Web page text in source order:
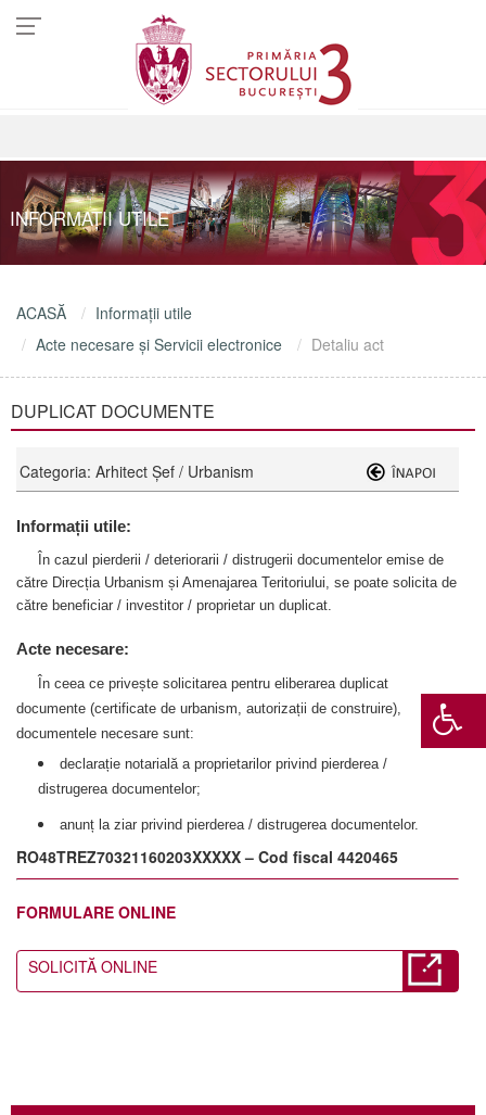
INFORMAŢII UTILE
ACASĂ
Informaţii utile
Acte necesare şi Servicii electronice
Detaliu act
DUPLICAT DOCUMENTE
Categoria: Arhitect Şef / Urbanism
Informații utile:
În cazul pierderii / deteriorarii / distrugerii documentelor emise de
către Direcția Urbanism și Amenajarea Teritoriului, se poate solicita de
către beneficiar / investitor / proprietar un duplicat.
Acte necesare:
În ceea ce privește solicitarea pentru eliberarea duplicat
documente (certificate de urbanism, autorizații de construire),
documentele necesare sunt:
declarație notarială a proprietarilor privind pierderea /
distrugerea documentelor;
anunț la ziar privind pierderea / distrugerea documentelor.
RO48TREZ70321160203XXXXX – Cod fiscal 4420465
FORMULARE ONLINE
SOLICITĂ ONLINE